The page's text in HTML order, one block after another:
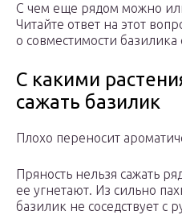
С чем еще рядом можно
Читайте ответ на этот
о совместимости базилика
С какими
сажать базилик
Плохо переносит
Пряность нельзя сажать
ее угнетают. Из сильно
базилик не соседствует с